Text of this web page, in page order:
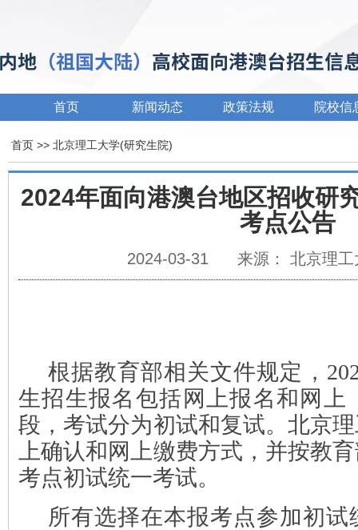
首页 新闻动态 政策法规 院校信
首页 >> 北京理工大学(研究生院)
2024年面向港澳台地区招收研
考点公告
2024-03-31 来源： 北京理
根据教育部相关文件规定，
生招生报名包括网上报名和网上
段，考试分为初试和复试。北京
上确认和网上缴费方式，并按教
考点初试统一考试。
所有选择在本报考点参加初